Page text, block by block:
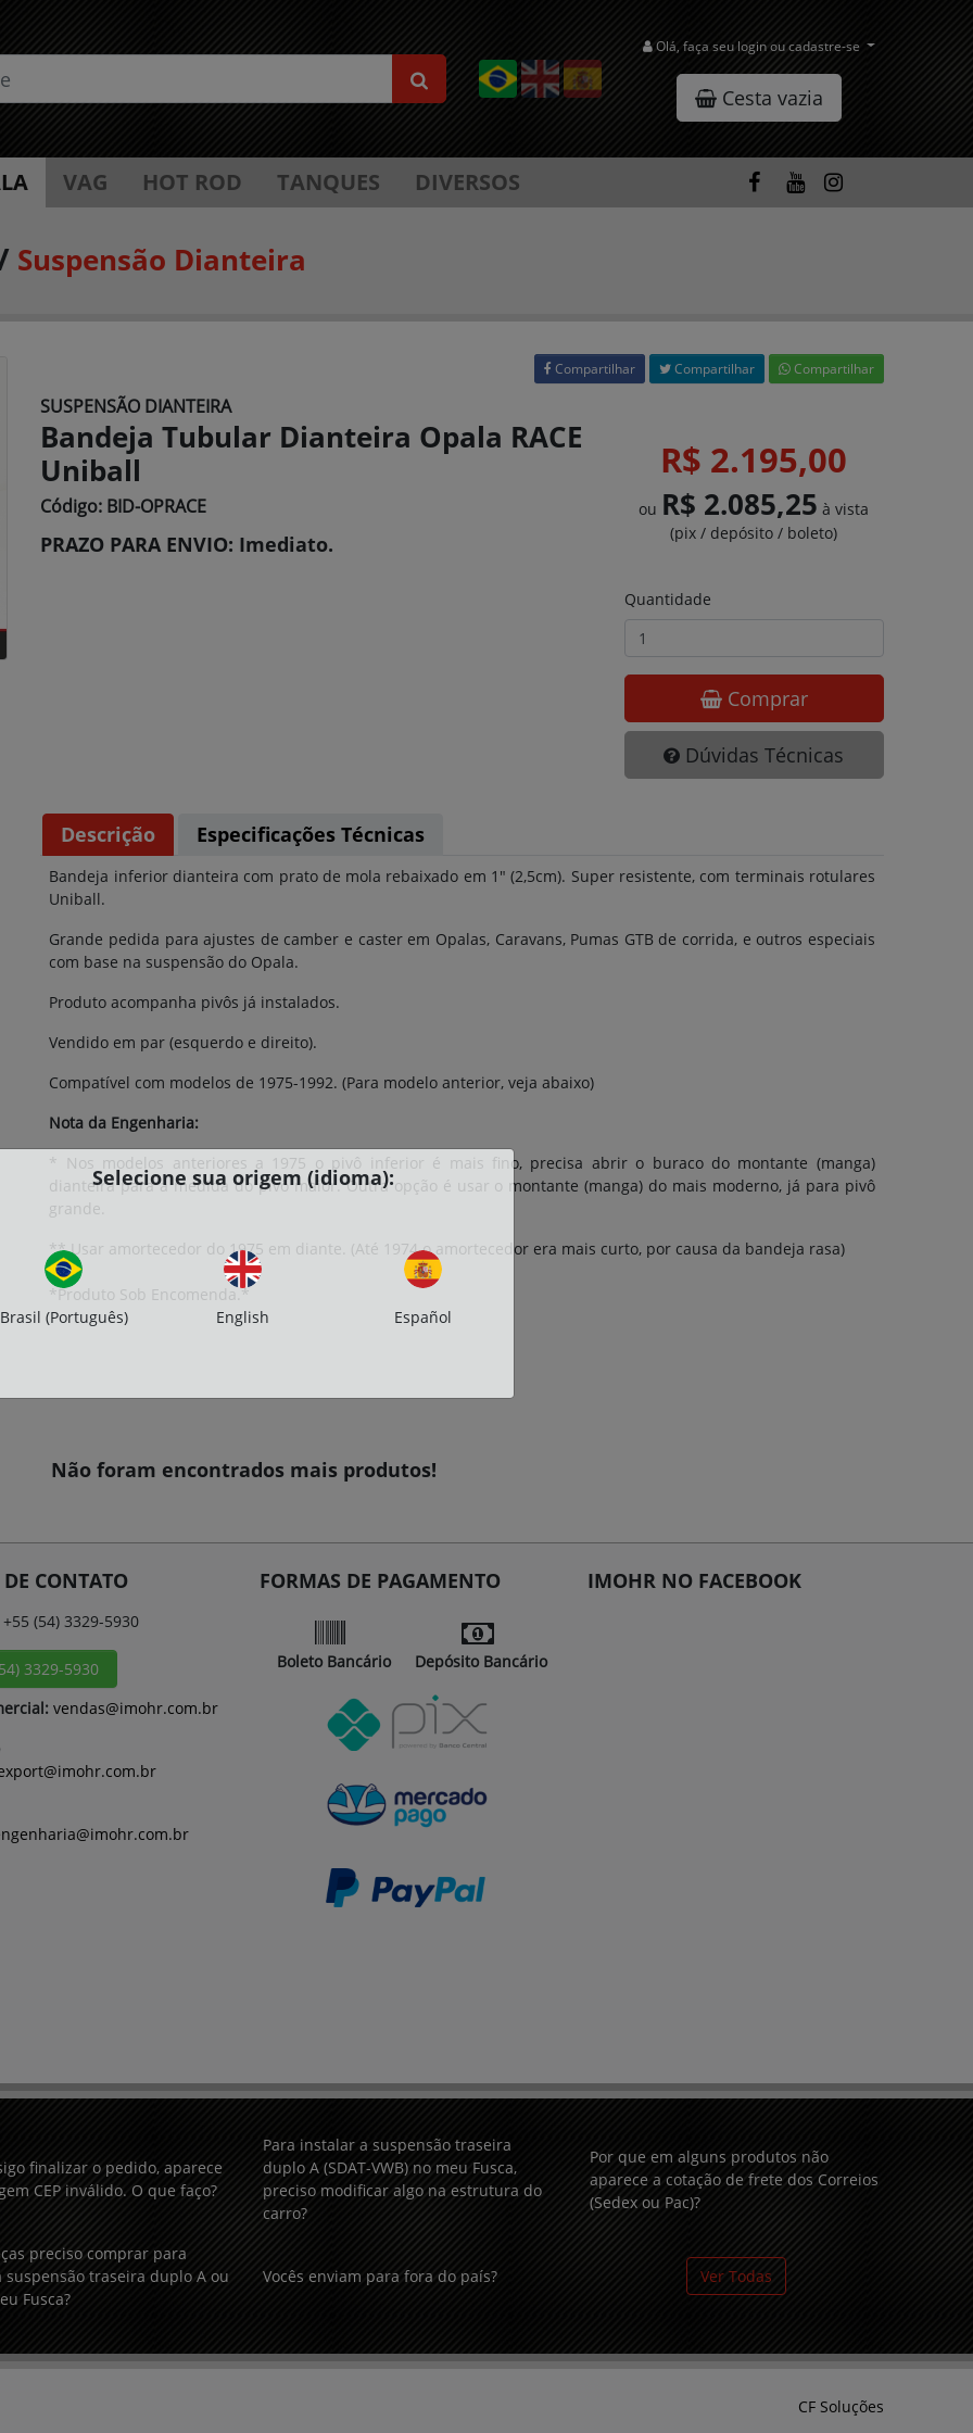
Olá, faça seu login ou cadastre-se
Cesta vazia
VAG HOT ROD TANQUES DIVERSOS
Suspensão Dianteira
Compartilhar Compartilhar Compartilhar
SUSPENSÃO DIANTEIRA
Bandeja Tubular Dianteira Opala RACE
Uniball
Código: BID-OPRACE
PRAZO PARA ENVIO: Imediato.
R$ 2.195,00
ou R$ 2.085,25 à vista
(pix / depósito / boleto)
Quantidade
Comprar
Dúvidas Técnicas
Descrição Especificações Técnicas
Bandeja inferior dianteira com prato de mola rebaixado em 1" (2,5cm). Super resistente, com terminais rotulares
Uniball.
Grande pedida para ajustes de camber e caster em Opalas, Caravans, Pumas GTB de corrida, e outros especiais
com base na suspensão do Opala.
Produto acompanha pivôs já instalados.
Vendido em par (esquerdo e direito).
Compatível com modelos de 1975-1992. (Para modelo anterior, veja abaixo)
Nota da Engenharia:
* Nos modelos anteriores a 1975 o pivô inferior é mais fino, precisa abrir o buraco do montante (manga)
dianteira para a medida do pivô maior. Outra opção é usar o montante (manga) do mais moderno, já para pivô
grande.
** Usar amortecedor do 1975 em diante. (Até 1974 o amortecedor era mais curto, por causa da bandeja rasa)
*Produto Sob Encomenda.*
Não foram encontrados mais produtos!
CONTATO
+55 (54) 3329-5930
3329-5930
vendas@imohr.com.br
FORMAS DE PAGAMENTO
Boleto Bancário Depósito Bancário
IMOHR NO FACEBOOK
finalizar o pedido, aparece
CEP inválido. O que faço?
Para instalar a suspensão traseira
duplo A (SDAT-VWB) no meu Fusca,
preciso modificar algo na estrutura do
carro?
Por que em alguns produtos não
aparece a cotação de frete dos Correios
(Sedex ou Pac)?
preciso comprar para
suspensão traseira duplo A ou
Fusca?
Vocês enviam para fora do país? Ver Todas
CF Soluções
Selecione sua origem (idioma):
Brasil (Português) English Español